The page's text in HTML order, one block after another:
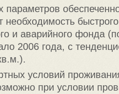
необходимость
и аварийного фонда
2006 года, с
условий
при условии